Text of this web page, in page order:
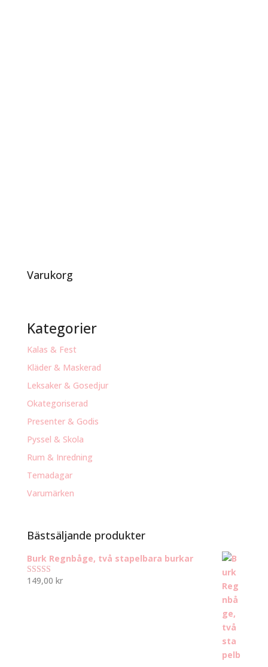
Varukorg
Kategorier
Kalas & Fest
Kläder & Maskerad
Leksaker & Gosedjur
Okategoriserad
Presenter & Godis
Pyssel & Skola
Rum & Inredning
Temadagar
Varumärken
Bästsäljande produkter
Burk Regnbåge, två stapelbara burkar
Betygsatt
149,00 kr